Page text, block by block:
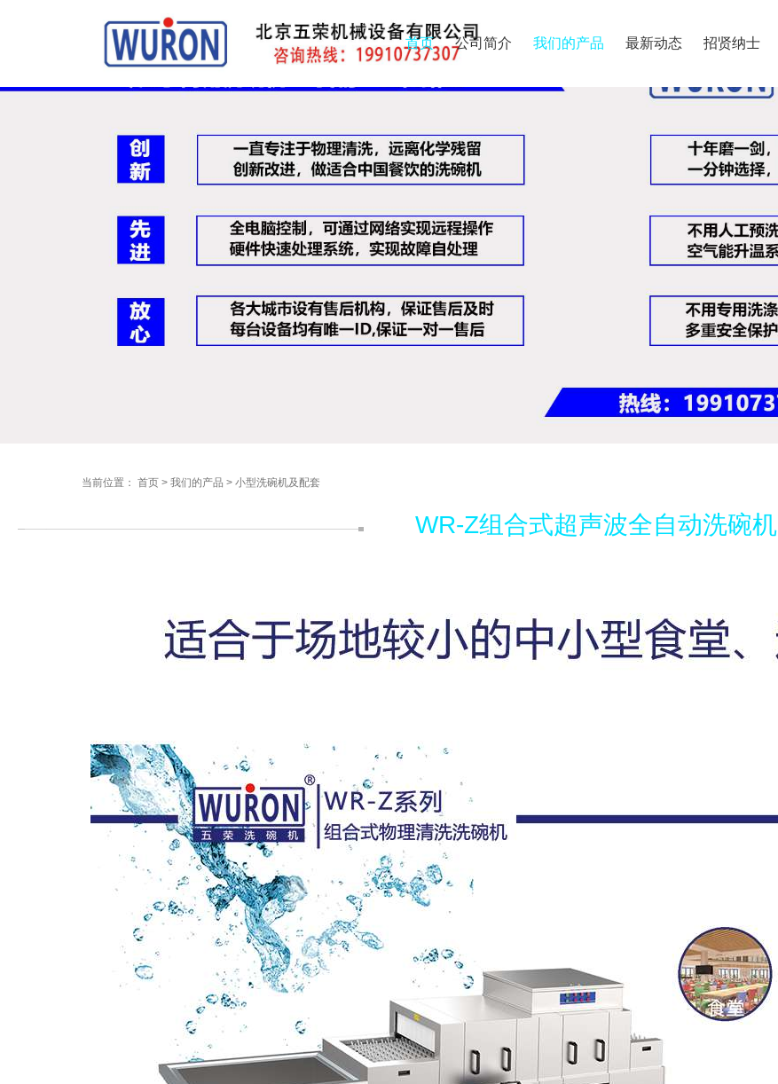
首页 公司简介 我们的产品 最新动态 招贤纳士
当前位置： 首页 > 我们的产品 > 小型洗碗机及配套
WR-Z组合式超声波全自动洗碗机